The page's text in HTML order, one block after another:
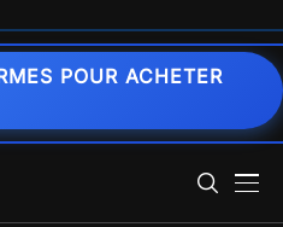
POUR ACHETER